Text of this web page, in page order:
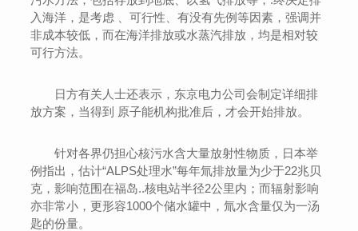
入海洋，是考虑 、可行性、有没有先例等因素，强调并
非成本较低，而在海洋排放或水蒸汽排放，均是相对较
可行方法。
日方有关人士还表示，东京电力公司会制定详细排
放方案，当得到 原子能机构批准后，才会开始排放。
针对各界仍担心核污水含大量放射性物质，日本举
例指出，估计“ALPS处理水”每年氚排放量为少于22兆贝
克，影响范围在福岛..核电站半径2公里内；而辐射影响
亦非常小，更形容1000个储水罐中，氚水含量仅为一汤
匙的份量。